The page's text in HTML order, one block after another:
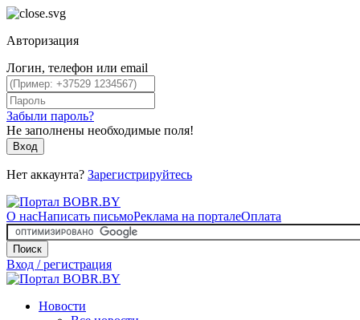
Авторизация
Логин, телефон или email
Забыли пароль?
Не заполнены необходимые поля!
Вход
Нет аккаунта? Зарегистрируйтесь
О насНаписать письмоРеклама на порталеОплата
Поиск
Вход / регистрация
Новости